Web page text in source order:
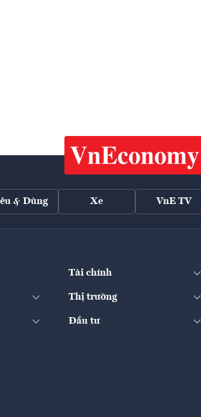
& Dùng Xe VnE TV
Tài chính
Thị trường
Đầu tư